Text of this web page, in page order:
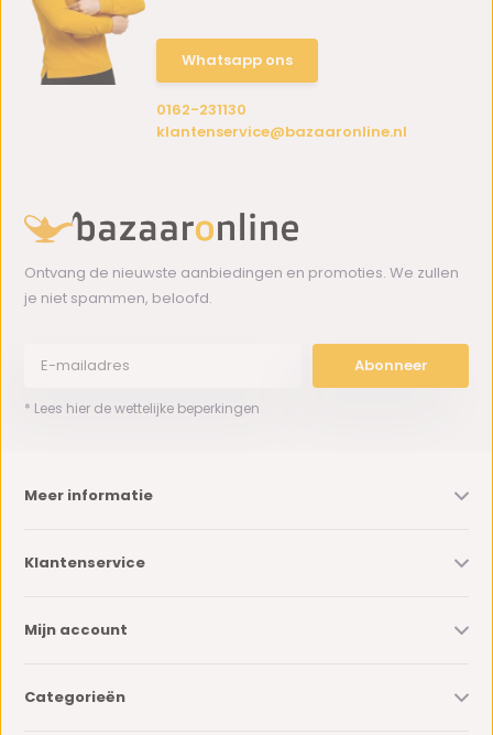
Whatsapp ons
0162-231130
klantenservice@bazaaronline.nl
Ontvang de nieuwste aanbiedingen en promoties. We zullen
je niet spammen, beloofd.
Abonneer
* Lees hier de wettelijke beperkingen
Meer informatie
Klantenservice
Mijn account
Categorieën